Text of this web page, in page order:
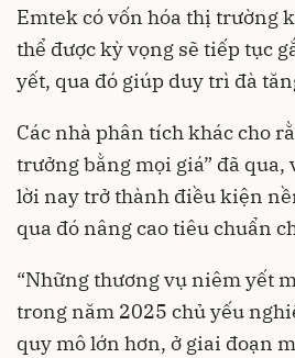
Emtek có vốn hóa thị trường
thể được kỳ vọng sẽ tiếp tục
yết, qua đó giúp duy trì đà
Các nhà phân tích khác cho
trưởng bằng mọi giá” đã
lời nay trở thành điều kiện
qua đó nâng cao tiêu chuẩn
“Những thương vụ niêm yết
trong năm 2025 chủ yếu
quy mô lớn hơn, ở giai đoạn